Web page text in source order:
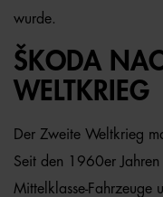
wurde.
ŠKODA
WELTKRIEG
Der Zweite Weltkrieg
Seit den 1960er
Mittelklasse-Fahrzeuge